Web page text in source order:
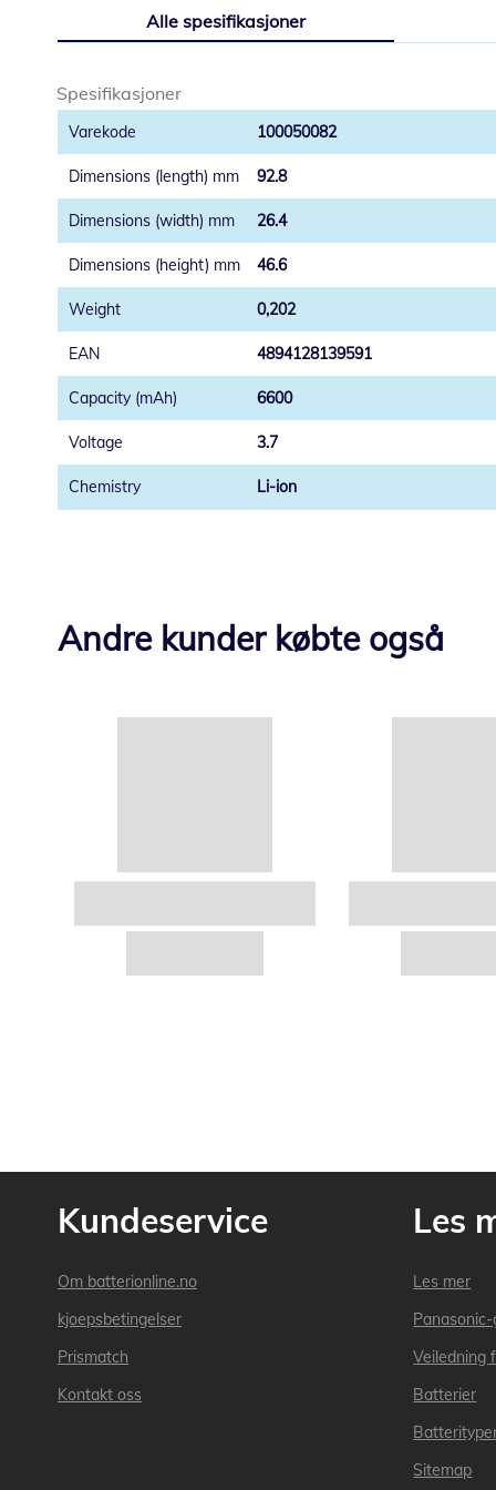
av
Alle spesifikasjoner
Spesifikasjoner
100050082
92.8
26.4
46.6
0,202
4894128139591
6600
3.7
Li-ion
Andre kunder købte også
Kundeservice
Om batterionline.no
kjoepsbetingelser
Prismatch
Kontakt oss
Les
Les mer
Veiledning
Batterier
Sitemap